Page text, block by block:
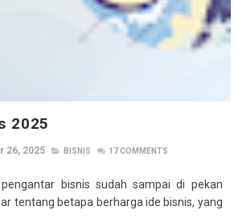
2025
26, 2025 BISNIS 17COMMENTS
bisnis sudah sampai di pekan
tentang betapa berharga ide bisnis, yang